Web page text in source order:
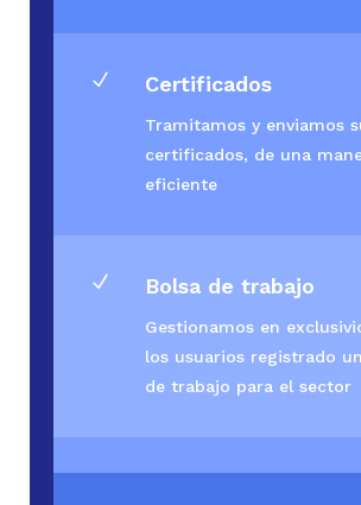
N Certificados
Tramitamos y enviamos
certificados, de una
eficiente
N Bolsa de trabajo
Gestionamos en
los usuarios registrado
de trabajo para el sector